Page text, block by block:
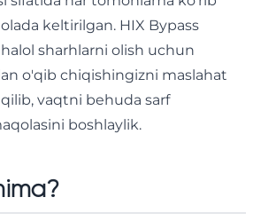
keltirilgan. HIX Bypass
sharhlarni olish uchun
o'qib chiqishingizni maslahat
vaqtni behuda sarf
boshlaylik.